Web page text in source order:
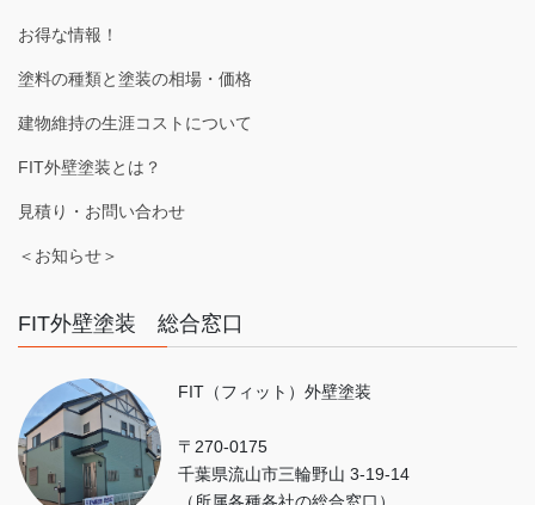
お得な情報！
塗料の種類と塗装の相場・価格
建物維持の生涯コストについて
FIT外壁塗装とは？
見積り・お問い合わせ
＜お知らせ＞
FIT外壁塗装 総合窓口
FIT（フィット）外壁塗装
〒270-0175
千葉県流山市三輪野山 3-19-14